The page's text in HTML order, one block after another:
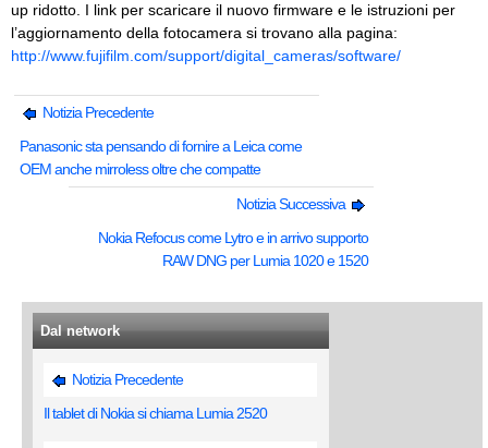
up ridotto. I link per scaricare il nuovo firmware e le istruzioni per
l’aggiornamento della fotocamera si trovano alla pagina:
http://www.fujifilm.com/support/digital_cameras/software/
Notizia Precedente
Panasonic sta pensando di fornire a Leica come
OEM anche mirroless oltre che compatte
Notizia Successiva
Nokia Refocus come Lytro e in arrivo supporto
RAW DNG per Lumia 1020 e 1520
Dal network
Notizia Precedente
Il tablet di Nokia si chiama Lumia 2520